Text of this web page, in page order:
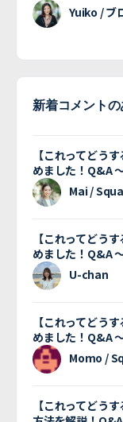
Yuiko / ブ
新着コメント
【これってどう
めました！Q&A
Mai /
【これってどう
めました！Q&A
U-chan
【これってどう
めました！Q&A
Momo /
【これってどう